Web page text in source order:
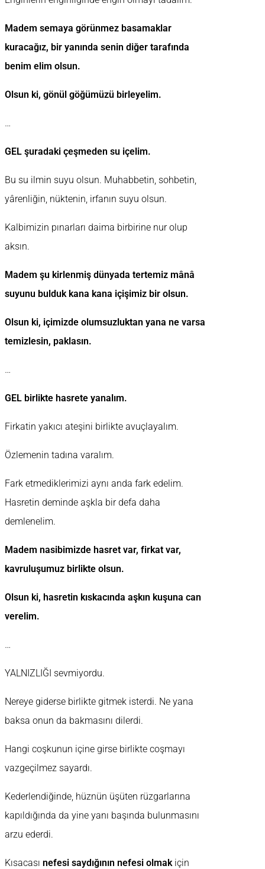
Madem semaya görünmez basamaklar
kuracağız, bir yanında senin diğer tarafında
benim elim olsun.
Olsun ki, gönül göğümüzü birleyelim.
…
GEL şuradaki çeşmeden su içelim.
Bu su ilmin suyu olsun. Muhabbetin, sohbetin,
yârenliğin, nüktenin, irfanın suyu olsun.
Kalbimizin pınarları daima birbirine nur olup
aksın.
Madem şu kirlenmiş dünyada tertemiz mânâ
suyunu bulduk kana kana içişimiz bir olsun.
Olsun ki, içimizde olumsuzluktan yana ne varsa
temizlesin, paklasın.
…
GEL birlikte hasrete yanalım.
Firkatin yakıcı ateşini birlikte avuçlayalım.
Özlemenin tadına varalım.
Fark etmediklerimizi aynı anda fark edelim.
Hasretin deminde aşkla bir defa daha
demlenelim.
Madem nasibimizde hasret var, firkat var,
kavruluşumuz birlikte olsun.
Olsun ki, hasretin kıskacında aşkın kuşuna can
verelim.
…
YALNIZLIĞI sevmiyordu.
Nereye giderse birlikte gitmek isterdi. Ne yana
baksa onun da bakmasını dilerdi.
Hangi coşkunun içine girse birlikte coşmayı
vazgeçilmez sayardı.
Kederlendiğinde, hüznün üşüten rüzgarlarına
kapıldığında da yine yanı başında bulunmasını
arzu ederdi.
Kısacası nefesi saydığının nefesi olmakiçin